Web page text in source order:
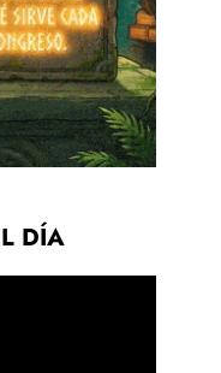
DÍA